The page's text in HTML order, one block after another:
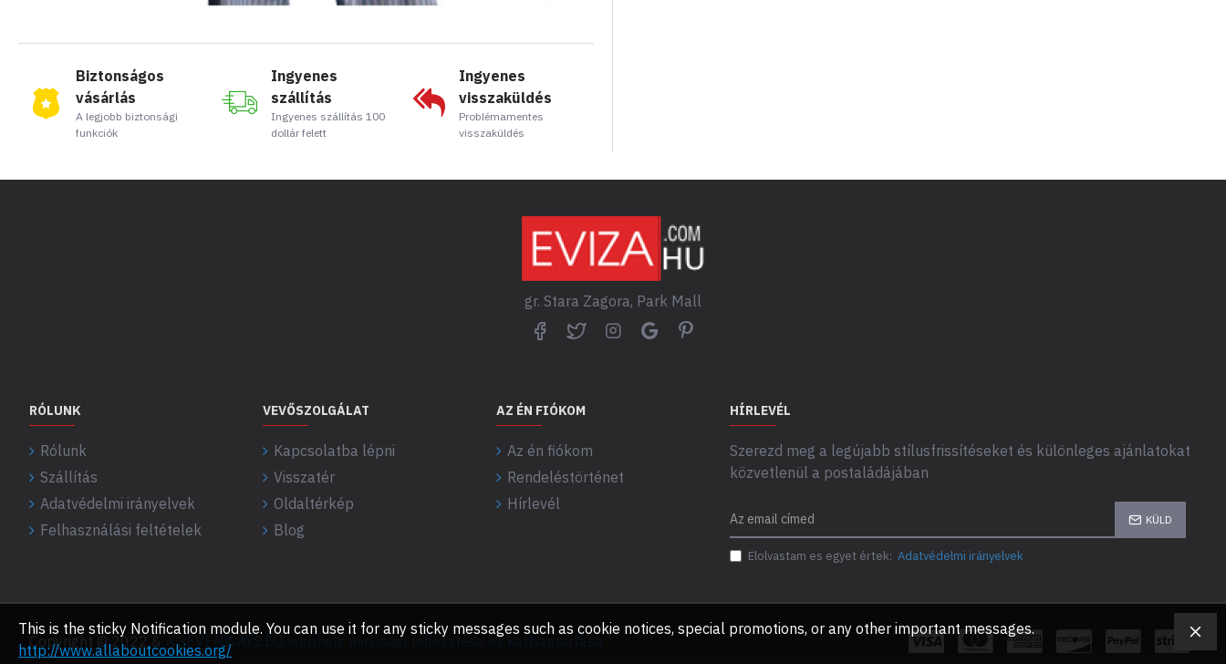
Biztonságos
vásárlás
A legjobb biztonsági
funkciók
Ingyenes
szállítás
Ingyenes szállítás 100
dollár felett
Ingyenes
visszaküldés
Problémamentes
visszaküldés
gr. Stara Zagora, Park Mall
RÓLUNK
Rólunk
Szállítás
Adatvédelmi irányelvek
Felhasználási feltételek
VEVŐSZOLGÁLAT
Kapcsolatba lépni
Visszatér
Oldaltérkép
Blog
AZ ÉN FIÓKOM
Az én fiókom
Rendeléstörténet
Hírlevél
HÍRLEVÉL
Szerezd meg a legújabb stílusfrissítéseket és különleges ajánlatokat
közvetlenül a postaládájában
KÜLD
Elolvastam es egyet értek: Adatvédelmi irányelvek
Copyright © 2022 & A SEVENWAYS.BG webhely minőségi fejlesztése és karbantartása
This is the sticky Notification module. You can use it for any sticky messages such as cookie notices, special promotions, or any other important messages.
http://www.allaboutcookies.org/